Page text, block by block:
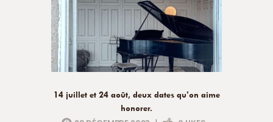
14 juillet et 24 août, deux dates qu’on aime
honorer.